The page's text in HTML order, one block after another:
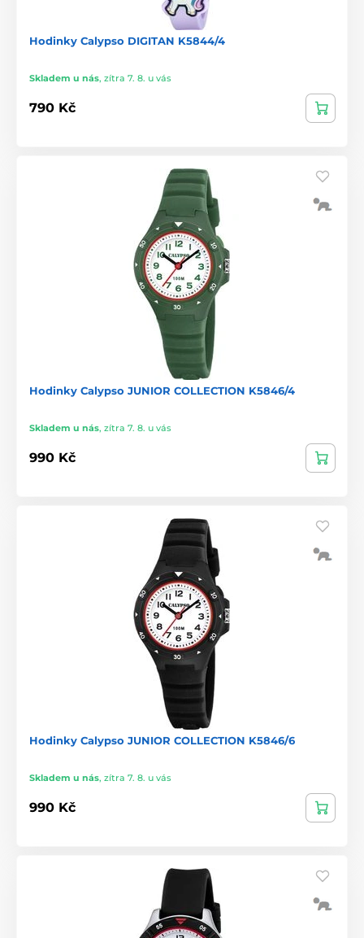
Hodinky Calypso DIGITAN K5844/4
Skladem u nás, zítra 7. 8. u vás
790 Kč
Hodinky Calypso JUNIOR COLLECTION K5846/4
Skladem u nás, zítra 7. 8. u vás
990 Kč
Hodinky Calypso JUNIOR COLLECTION K5846/6
Skladem u nás, zítra 7. 8. u vás
990 Kč